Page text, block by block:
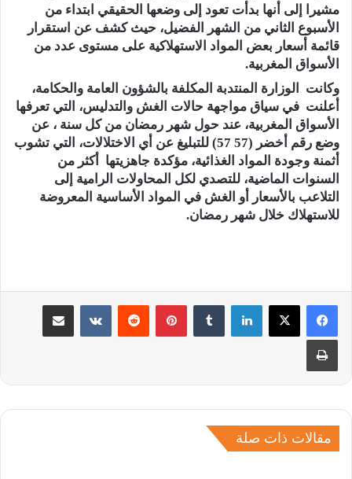
مشيرا إلى أنها بدأت تعود إلى وضعها الحقيقي ابتداء من
الأسبوع الثاني من الشهر الفضيل، حيث كشف عن استقرار
قائمة أسعار بعض المواد الاستهلاكية على مستوى عدد من
الأسواق المغربية.
وكانت الوزارة المنتدبة المكلفة بالشؤون العامة والحكامة،
أعلنت في سياق مواجهة حالات الغش والتدليس، التي تعرفها
الأسواق المغربية، عند حول شهر رمضان من كل سنة ، عن
وضع رقم أخضر (57 57) للتبليغ عن أي الاختلالات، التي تشوب
أثمنة وجودة المواد الغذائية، مؤكدة جاهزيتها أكثر من
السنوات الماضية، للتصدي لكل المحاولات الرامية إلى
التلاعب بالأسعار أو الغش في المواد الأساسية المعروضة
للاستهلاك خلال شهر رمضان.
لينكدإن بينتيريست مشاركة عبر البريد
طباعة
مقالات ذات صلة